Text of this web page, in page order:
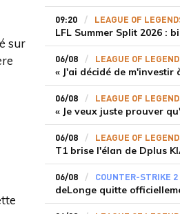
sur
09:20 LEAGUE OF
06/08 LEAGUE OF
06/08 LEAGUE OF
06/08 LEAGUE OF
06/08 COUNTER-STRIKE 2